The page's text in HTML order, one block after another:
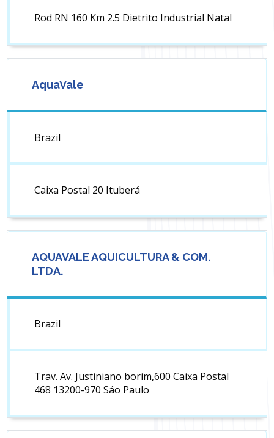
Rod RN 160 Km 2.5 Dietrito Industrial Natal
AquaVale
Brazil
Caixa Postal 20 Ituberá
AQUAVALE AQUICULTURA & COM.
LTDA.
Brazil
Trav. Av. Justiniano borim,600 Caixa Postal
468 13200-970 Sáo Paulo